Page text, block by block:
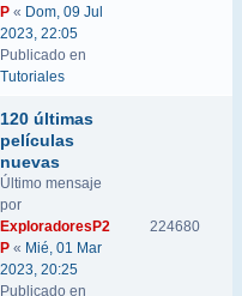
P « Dom, 09 Jul
2023, 22:05
Publicado en
Tutoriales
120 últimas
películas
nuevas
Último mensaje
por
ExploradoresP2
P « Mié, 01 Mar
2023, 20:25
Publicado en
224680